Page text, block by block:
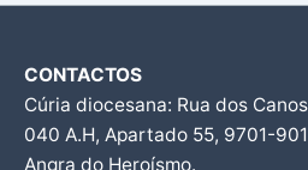
CONTACTOS
Cúria diocesana: Rua dos
040 A.H, Apartado 55, 9701-901
Angra do Heroísmo.